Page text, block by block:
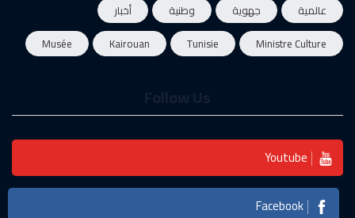
عالمية جهوية وطنية
أخبار
Ministre Culture
Tunisie
Kairouan
Musée
Youtube
Facebook